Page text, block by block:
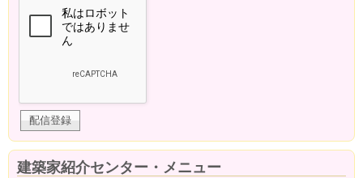
建築家紹介センター・メニュー